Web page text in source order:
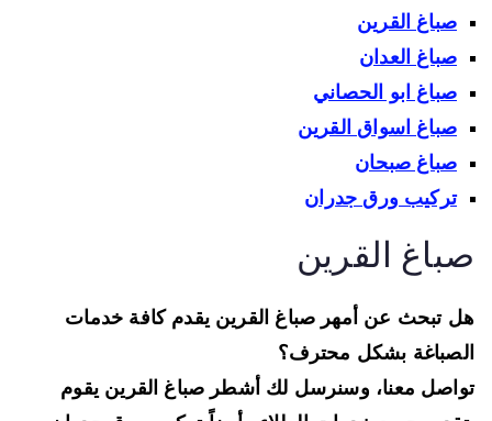
صباغ القرين
صباغ العدان
صباغ ابو الحصاني
صباغ اسواق القرين
صباغ صبحان
تركيب ورق جدران
القرين
تبحث عن أمهر صباغ القرين يقدم كافة خدمات
بشكل محترف؟
معنا، وسنرسل لك أشطر صباغ القرين يقوم